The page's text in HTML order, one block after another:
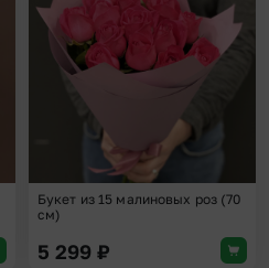
Букет из 15 малиновых роз (70
см)
5 299 ₽